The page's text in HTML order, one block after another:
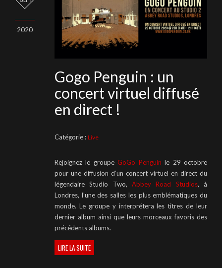
2020
Gogo Penguin : un
concert virtuel diffusé
en direct !
Catégorie : Live
Rejoignez le groupeGoGo Penguin le 29 octobre
pour une diffusion d’un concert virtuel en direct du
légendaire Studio Two, Abbey Road Studios, à
Londres, l’une des salles les plus emblématiques du
monde. Le groupe y interprétera les titres de leur
dernier album ainsi que leurs morceaux favoris des
précédents albums.
LIRE LA SUITE